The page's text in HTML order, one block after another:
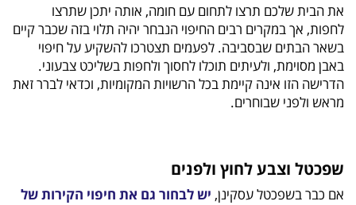
את הבית שלכם תרצו לתחום עם חומה, אותה יתכן שתרצו
לחפות, אך במקרים רבים החיפוי הנבחר יהיה תלוי בזה שכבר קיים
בשאר הבתים שבסביבה. לפעמים תצטרכו להשקיע על חיפוי
באבן מסוימת, ולעיתים תוכלו לחסוך ולחפות בשליכט צבעוני.
הדרישה הזו אינה קיימת בכל הרשויות המקומיות, וכדאי לברר זאת
מראש ולפני שבוחרים.
שפכטל וצבע לחוץ ולפנים
אם כבר בשפכטל עסקינן, יש לבחור גם את חיפוי הקירות של